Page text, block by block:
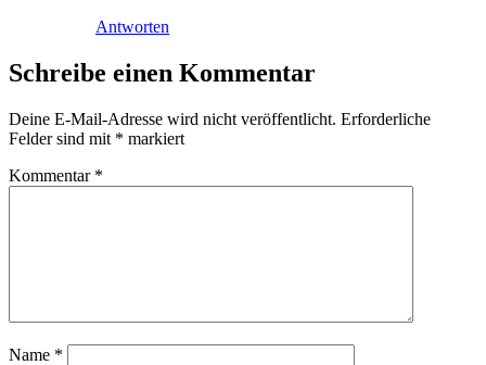
Antworten
Schreibe einen Kommentar
Deine E-Mail-Adresse wird nicht veröffentlicht. Erforderliche
Felder sind mit * markiert
Kommentar *
Name *